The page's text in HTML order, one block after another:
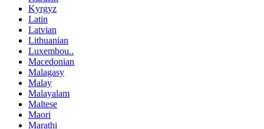
Kyrgyz
Latin
Latvian
Lithuanian
Luxembou..
Macedonian
Malagasy
Malay
Malayalam
Maltese
Maori
Marathi